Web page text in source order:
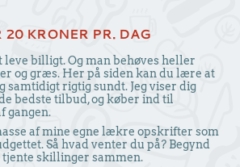
20 KRONER PR. DAG
billigt. Og man behøves heller
og græs. Her på siden kan du lære at
samtidigt rigtig sundt. Jeg viser dig
bedste tilbud, og køber ind til
gangen.
af mine egne lækre opskrifter som
Så hvad venter du på? Begynd
tjente skillinger sammen.